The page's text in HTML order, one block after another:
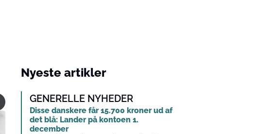
Nyeste artikler
GENERELLE NYHEDER
Disse danskere får 15.700 kroner ud af
det blå: Lander på kontoen 1.
december